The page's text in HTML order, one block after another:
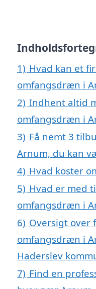
1) Hvad kan et
omfangsdræn i
2) Indhent altid
omfangsdræn i
3) Få nemt 3
Arnum, du kan
4) Hvad koster
5) Hvad er med
omfangsdræn i
6) Oversigt over
omfangsdræn i
Haderslev
7) Find en